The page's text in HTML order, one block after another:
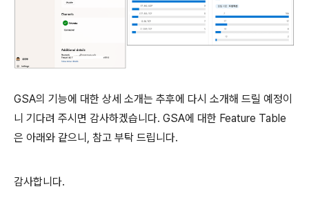
GSA의 기능에 대한 상세 소개는 추후에 다시 소개해 드릴 예정이
니 기다려 주시면 감사하겠습니다. GSA에 대한 Feature Table
은 아래와 같으니, 참고 부탁 드립니다.
감사합니다.